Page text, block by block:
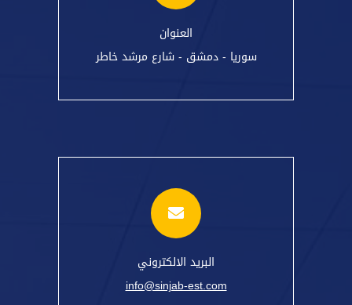
العنوان
سوريا - دمشق - شارع مرشد خاطر
البريد الالكتروني
info@sinjab-est.com